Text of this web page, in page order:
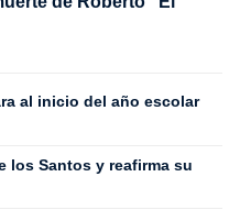
al inicio del año escolar
los Santos y reafirma su